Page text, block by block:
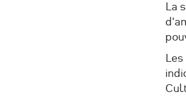
La